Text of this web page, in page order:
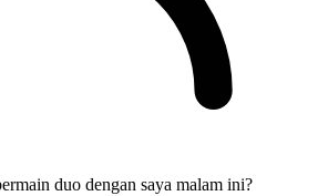
duo dengan saya malam ini?